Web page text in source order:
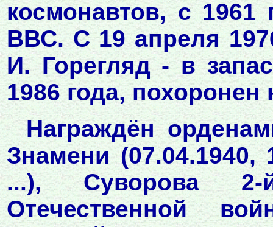
космонавтов, с 1961
ВВС. С 19 апреля
И. Горегляд - в
1986 года,
Награждён
Знамени (07.04.1940,
...), Суворова 2-
Отечественной